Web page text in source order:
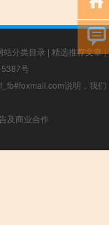
站分类目录 | 精选推荐文章|
号
说明，我们
及商业合作